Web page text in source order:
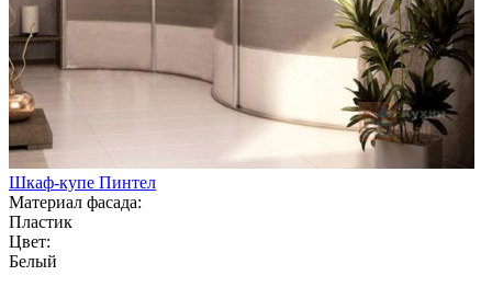
Шкаф-купе Пинтел
Материал фасада:
Пластик
Цвет:
Белый